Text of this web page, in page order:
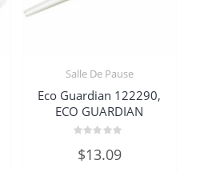
Salle De Pause
Eco Guardian 122290,
ECO GUARDIAN
0
sur
$13.09